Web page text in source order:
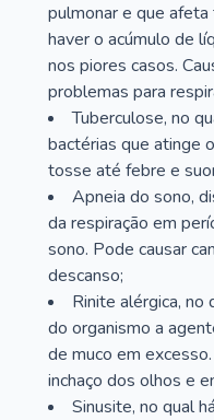
pulmonar e que
haver o acúmulo de
nos piores casos.
problemas para
Tuberculose, no
bactérias que atinge
tosse até febre e
Apneia do sono,
da respiração em
sono. Pode causar
descanso;
Rinite alérgica, no
do organismo a
de muco em
inchaço dos olhos e
Sinusite, no qual